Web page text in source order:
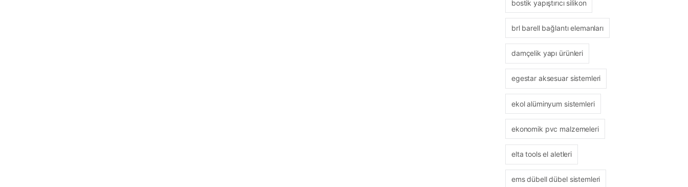
bostik yapıştırıcı silikon
brl barell bağlantı elemanları
damçelik yapı ürünleri
egestar aksesuar sistemleri
ekol alüminyum sistemleri
ekonomik pvc malzemeleri
elta tools el aletleri
ems dübell dübel sistemleri